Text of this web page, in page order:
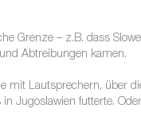
Grenze – z.B. dass
Abtreibungen kamen.
mit Lautsprechern, über
Jugoslawien futterte.